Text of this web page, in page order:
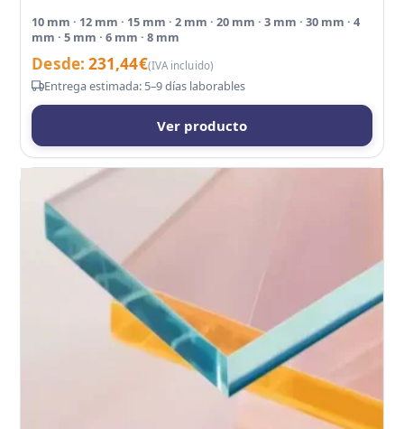
10 mm · 12 mm · 15 mm · 2 mm · 20 mm · 3 mm · 30 mm · 4
mm · 5 mm · 6 mm · 8 mm
Desde:231,44€(IVA incluido)
Entrega estimada: 5–9 días laborables
Ver producto